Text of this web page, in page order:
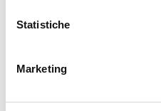
Statistiche
Marketing